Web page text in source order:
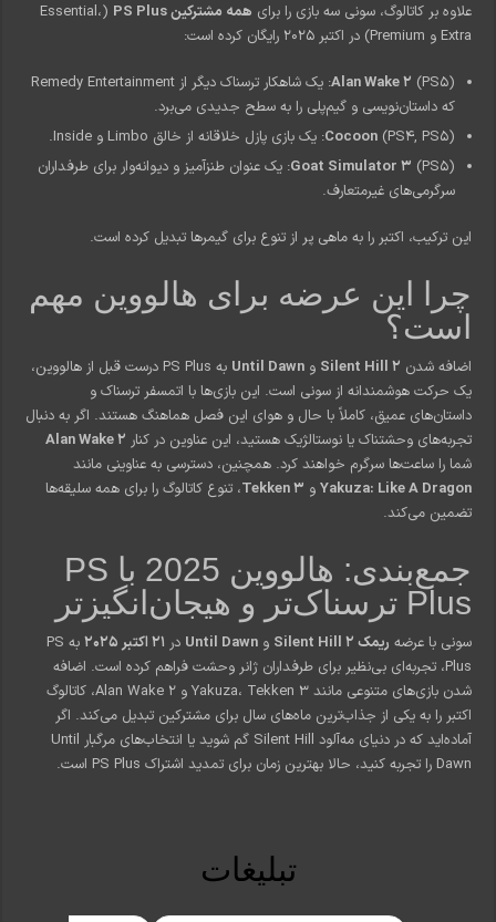
علاوه بر کاتالوگ، سونی سه بازی را برای همه مشترکین PS Plus
(Essential،
Extra و Premium) در اکتبر 2025 رایگان کرده است:
Alan Wake 2
(PS5): یک شاهکار ترسناک دیگر از Remedy Entertainment
که داستان‌نویسی و گیم‌پلی را به سطح جدیدی می‌برد.
Cocoon(PS4, PS5): یک بازی پازل خلاقانه از خالق Limbo و Inside.
Goat Simulator 3(PS5): یک عنوان طنزآمیز و دیوانه‌وار برای طرفداران
سرگرمی‌های غیرمتعارف.
این ترکیب، اکتبر را به ماهی پر از تنوع برای گیمرها تبدیل کرده است.
چرا این عرضه برای هالووین مهم
است؟
اضافه شدن Silent Hill 2 وUntil Dawn
به PS Plus درست قبل از هالووین،
یک حرکت هوشمندانه از سونی است. این بازی‌ها با اتمسفر ترسناک و
داستان‌های عمیق، کاملاً با حال و هوای این فصل هماهنگ هستند. اگر به دنبال
تجربه‌های وحشتناک یا نوستالژیک هستید، این عناوین در کنار Alan Wake 2
شما را ساعت‌ها سرگرم خواهند کرد. همچنین، دسترسی به عناوینی مانند
Yakuza: Like A Dragon و Tekken 3، تنوع کاتالوگ را برای همه سلیقه‌ها
تضمین می‌کند.
جمع‌بندی: هالووین 2025 با PS
Plus ترسناک‌تر و هیجان‌انگیزتر
سونی با عرضه ریمک Silent Hill 2 وUntil Dawn در 21 اکتبر 2025
به PS
Plus، تجربه‌ای بی‌نظیر برای طرفداران ژانر وحشت فراهم کرده است. اضافه
شدن بازی‌های متنوعی مانند Yakuza، Tekken 3 و Alan Wake 2، کاتالوگ
اکتبر را به یکی از جذاب‌ترین ماه‌های سال برای مشترکین تبدیل می‌کند. اگر
آماده‌اید که در دنیای مه‌آلود Silent Hill گم شوید یا انتخاب‌های مرگبار Until
Dawn را تجربه کنید، حالا بهترین زمان برای تمدید اشتراک PS Plus است.
تبلیغات